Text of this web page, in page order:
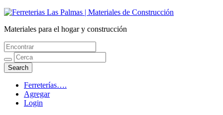
Ferreterias Las Palmas | Materiales de
Construcción
Materiales para el hogar y construcción
Ferreterías….
Agregar
Login